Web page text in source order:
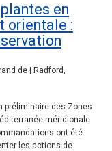
en
orientale :
de | Radford,
préliminaire des Zones
méridionale
ont été
les actions de